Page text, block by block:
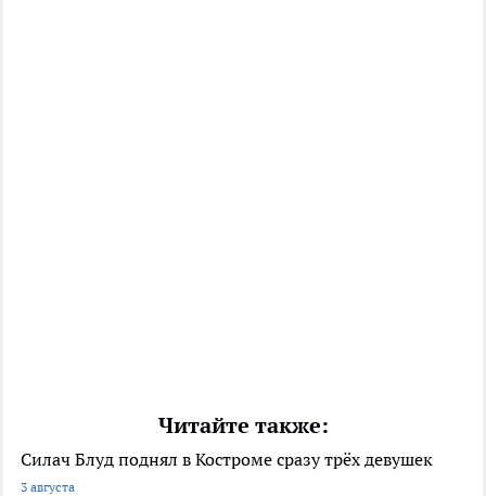
Читайте также:
Силач Блуд поднял в Костроме сразу трёх девушек
3 августа